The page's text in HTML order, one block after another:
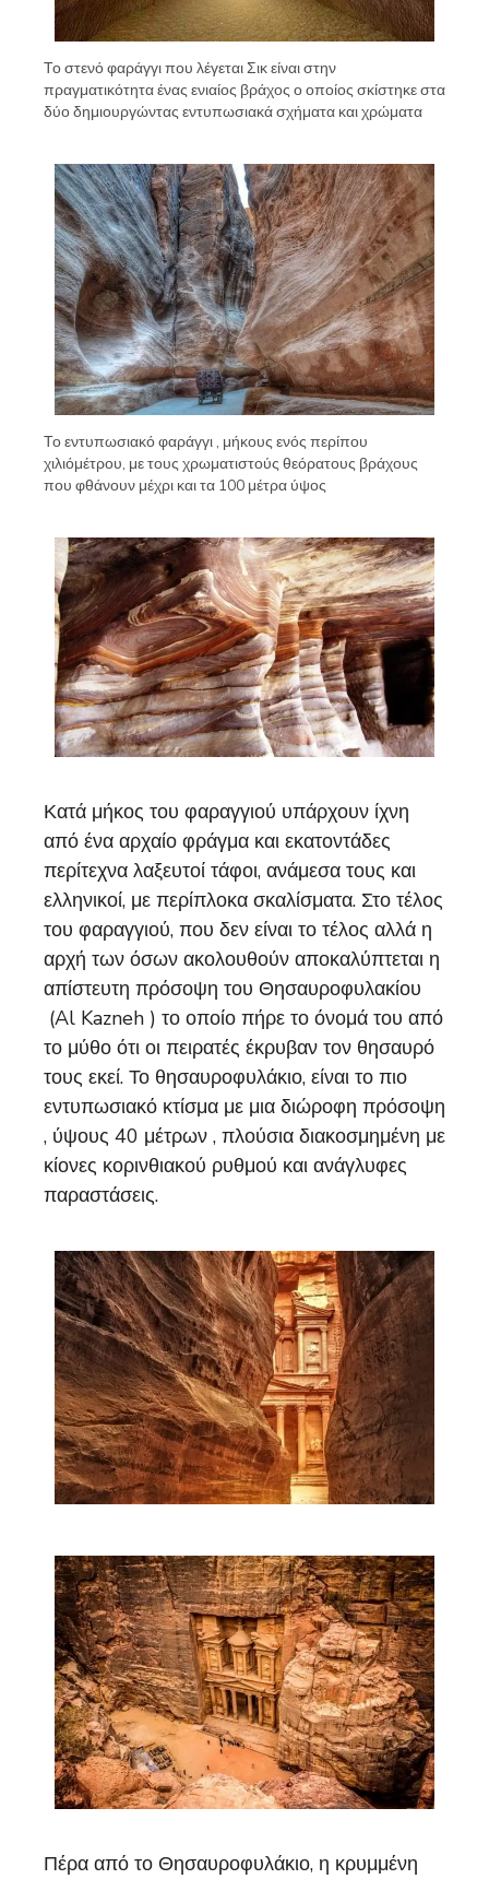
Το στενό φαράγγι που λέγεται Σικ είναι στην
πραγματικότητα ένας ενιαίος βράχος ο οποίος σκίστηκε στα
δύο δημιουργώντας εντυπωσιακά σχήματα και χρώματα
Το εντυπωσιακό φαράγγι , μήκους ενός περίπου
χιλιόμέτρου, με τους χρωματιστούς θεόρατους βράχους
που φθάνουν μέχρι και τα 100 μέτρα ύψος
Κατά μήκος του φαραγγιού υπάρχουν ίχνη
από ένα αρχαίο φράγμα και εκατοντάδες
περίτεχνα λαξευτοί τάφοι, ανάμεσα τους και
ελληνικοί, με περίπλοκα σκαλίσματα. Στο τέλος
του φαραγγιού, που δεν είναι το τέλος αλλά η
αρχή των όσων ακολουθούν αποκαλύπτεται η
απίστευτη πρόσοψη του Θησαυροφυλακίου
(Al Kazneh ) το οποίο πήρε το όνομά του από
το μύθο ότι οι πειρατές έκρυβαν τον θησαυρό
τους εκεί. Το θησαυροφυλάκιο, είναι το πιο
εντυπωσιακό κτίσμα με μια διώροφη πρόσοψη
, ύψους 40 μέτρων , πλούσια διακοσμημένη με
κίονες κορινθιακού ρυθμού και ανάγλυφες
παραστάσεις.
Πέρα από το Θησαυροφυλάκιο, η κρυμμένη